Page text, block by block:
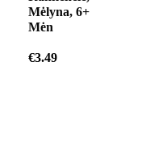
Mėlyna, 6+
Mėn
€3.49